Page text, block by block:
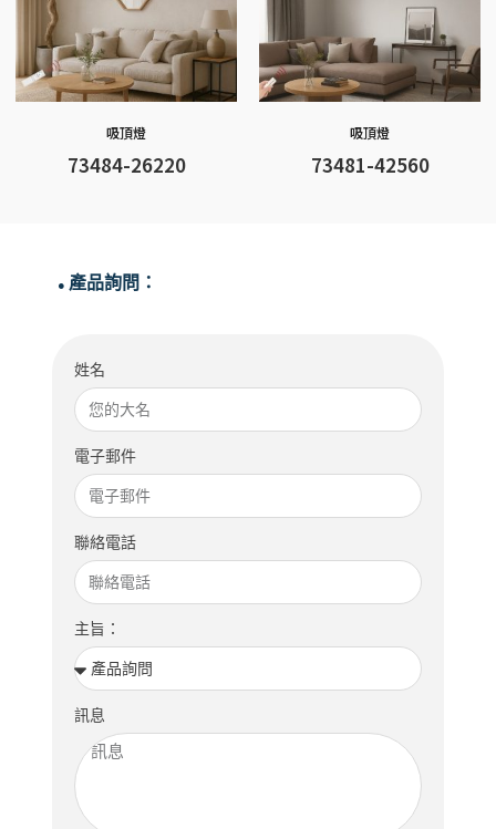
吸頂燈
73484-26220
吸頂燈
73481-42560
● 產品詢問：
姓名
電子郵件
聯絡電話
主旨：
訊息